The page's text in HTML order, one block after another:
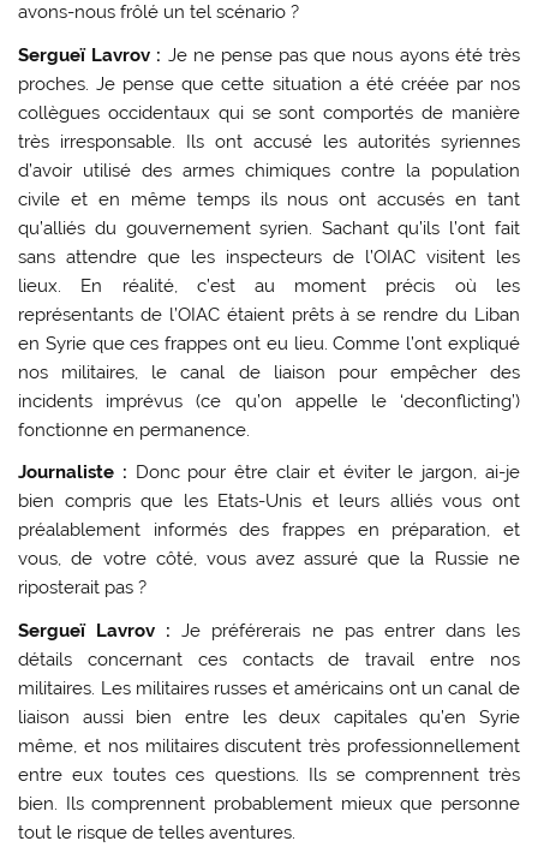
avons-nous frôlé un tel scénario ?
Sergueï Lavrov : Je ne pense pas que nous ayons été très
proches. Je pense que cette situation a été créée par nos
collègues occidentaux qui se sont comportés de manière
très irresponsable. Ils ont accusé les autorités syriennes
d’avoir utilisé des armes chimiques contre la population
civile et en même temps ils nous ont accusés en tant
qu’alliés du gouvernement syrien. Sachant qu’ils l’ont fait
sans attendre que les inspecteurs de l’OIAC visitent les
lieux. En réalité, c’est au moment précis où les
représentants de l’OIAC étaient prêts à se rendre du Liban
en Syrie que ces frappes ont eu lieu. Comme l’ont expliqué
nos militaires, le canal de liaison pour empêcher des
incidents imprévus (ce qu’on appelle le ‘deconflicting’)
fonctionne en permanence.
Journaliste : Donc pour être clair et éviterle jargon, ai-je
bien compris que les Etats-Unis et leurs alliés vous ont
préalablement informés des frappes en préparation, et
vous, de votre côté, vous avez assuré que la Russie ne
riposterait pas ?
Sergueï Lavrov : Je préférerais ne pas entrer dans les
détails concernant ces contacts de travail entre nos
militaires. Les militaires russes et américains ont un canal de
liaison aussi bien entre les deux capitales qu’en Syrie
même, et nos militaires discutent très professionnellement
entre eux toutes ces questions. Ils se comprennent très
bien. Ils comprennent probablement mieux que personne
tout le risque de telles aventures.